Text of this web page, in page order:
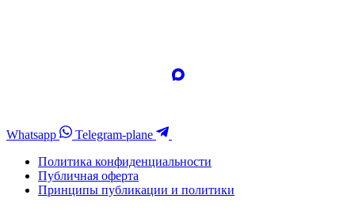
Whatsapp
Telegram-plane
Политика конфиденциальности
Публичная оферта
Принципы публикации и политики